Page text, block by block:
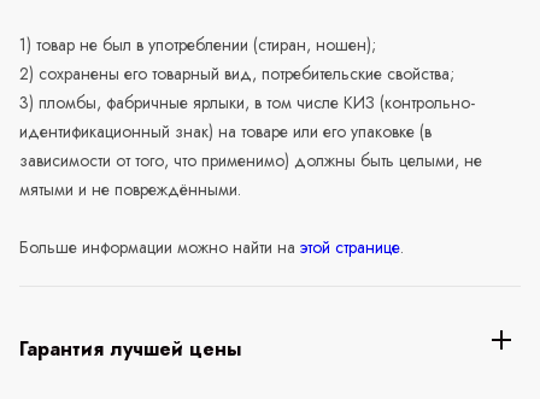
1) товар не был в употреблении (стиран, ношен);
2) сохранены его товарный вид, потребительские свойства;
3) пломбы, фабричные ярлыки, в том числе КИЗ (контрольно-
идентификационный знак) на товаре или его упаковке (в
зависимости от того, что применимо) должны быть целыми, не
мятыми и не повреждёнными.
Больше информации можно найти на этой странице.
Гарантия лучшей цены